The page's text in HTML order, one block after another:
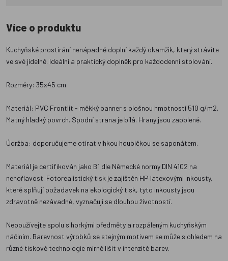
Více o produktu
Kuchyňské prostírání nenápadně doplní každý okamžik, který strávíte
ve své jídelně. Ideální a praktický doplněk pro každodenní stolování.
Rozměry: 35x45 cm
Materiál: PVC Frontlit - měkký banner s plošnou hmotností 510 g/m2.
Matný hladký povrch. Spodní strana je bílá. Hrany jsou zaoblené.
Údržba: doporučujeme otírat vlhkou houbičkou se saponátem.
Materiál je certifikován jako B1 dle Německé normy DIN 4102 na
nehořlavost. Fotorealistický tisk je zajištěn HP latexovými inkousty,
které splňují požadavek na ekologický tisk, tyto inkousty jsou
zdravotně nezávadné, vyznačují se dlouhou životností.
Nepoužívejte spolu s horkými předměty a rozpáleným kuchyňským
náčiním. Barevnost výrobků se stejným motivem se může s ohledem na
různé tiskové technologie mírně lišit v intenzitě barev.